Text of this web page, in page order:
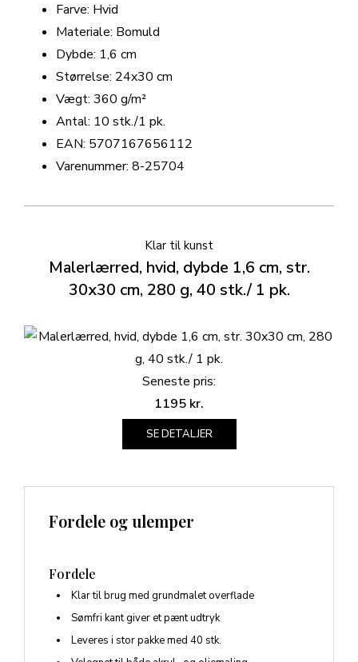
Farve: Hvid
Materiale: Bomuld
Dybde: 1,6 cm
Størrelse: 24x30 cm
Vægt: 360 g/m²
Antal: 10 stk./1 pk.
EAN: 5707167656112
Varenummer: 8-25704
Klar til kunst
Malerlærred, hvid, dybde 1,6 cm, str.
30x30 cm, 280 g, 40 stk./ 1 pk.
Fordele og ulemper
Fordele
Klar til brug med grundmalet overflade
Sømfri kant giver et pænt udtryk
Leveres i stor pakke med 40 stk.
Seneste pris:
1195 kr.
SE DETALJER